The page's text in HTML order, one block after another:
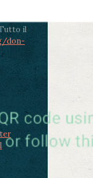
al
le
il
don-